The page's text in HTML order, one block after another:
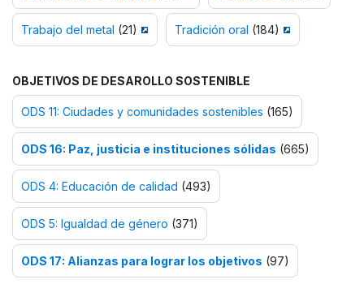
Trabajo del metal (21) Tradición oral (184)
OBJETIVOS DE DESAROLLO SOSTENIBLE
ODS 11: Ciudades y comunidades sostenibles (165)
ODS 16: Paz, justicia e instituciones sólidas (665)
ODS 4: Educación de calidad (493)
ODS 5: Igualdad de género (371)
ODS 17: Alianzas para lograr los objetivos (97)